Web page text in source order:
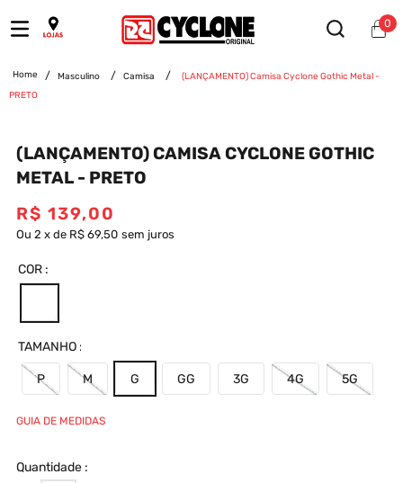
0
Masculino Camisa
(LANÇAMENTO) Camisa Cyclone Gothic Metal -
PRETO
(LANÇAMENTO) CAMISA CYCLONE GOTHIC
METAL - PRETO
R$ 139,00
Ou 2 x de R$ 69,50 sem juros
COR
TAMANHO
P M G GG 3G 4G 5G
GUIA DE MEDIDAS
Quantidade